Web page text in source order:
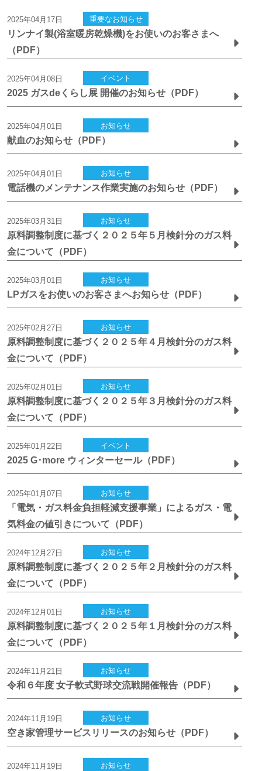
2025年04月17日 重要なお知らせ
リンナイ製(浴室暖房乾燥機)をお使いのお客さまへ
（PDF）
2025年04月08日 イベント
2025 ガスdeくらし展 開催のお知らせ（PDF）
2025年04月01日 お知らせ
献血のお知らせ（PDF）
2025年04月01日 お知らせ
電話機のメンテナンス作業実施のお知らせ（PDF）
2025年03月31日 お知らせ
原料調整制度に基づく２０２５年５月検針分のガス料
金について（PDF）
2025年03月01日 お知らせ
LPガスをお使いのお客さまへお知らせ（PDF）
2025年02月27日 お知らせ
原料調整制度に基づく２０２５年４月検針分のガス料
金について（PDF）
2025年02月01日 お知らせ
原料調整制度に基づく２０２５年３月検針分のガス料
金について（PDF）
2025年01月22日 イベント
2025 G･more ウィンターセール（PDF）
2025年01月07日 お知らせ
「電気・ガス料金負担軽減支援事業」によるガス・電
気料金の値引きについて（PDF）
2024年12月27日 お知らせ
原料調整制度に基づく２０２５年２月検針分のガス料
金について（PDF）
2024年12月01日 お知らせ
原料調整制度に基づく２０２５年１月検針分のガス料
金について（PDF）
2024年11月21日 お知らせ
令和６年度 女子軟式野球交流戦開催報告（PDF）
2024年11月19日 お知らせ
空き家管理サービスリリースのお知らせ（PDF）
2024年11月19日 お知らせ